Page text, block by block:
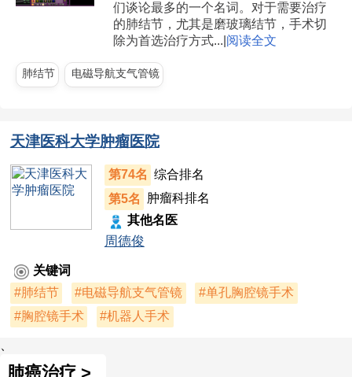
们谈论最多的一个名词。对于需要治疗
的肺结节，尤其是磨玻璃结节，手术切
除为首选治疗方式...| 阅读全文
肺结节 电磁导航支气管镜
天津医科大学肿瘤医院
第74名 综合排名
第5名
肿瘤科排名
其他名医
周德俊
关键词
#肺结节
#电磁导航支气管镜
#单孔胸腔镜手术
#胸腔镜手术
#机器人手术